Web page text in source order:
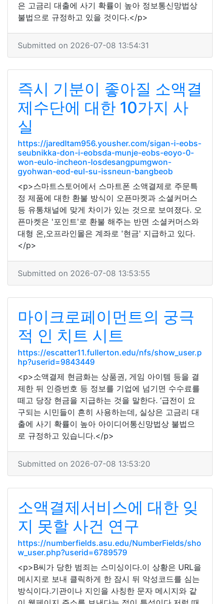
은 고금리 대출에 사기 확률이 높아 정보통신망법상
불법으로 규정하고 있을 것이다.</p>
Submitted on 2026-07-08 13:54:31
즉시 기분이 좋아질 소액결
제수단에 대한 10가지 사
실
https://jaredltam956.yousher.com/sigan-i-eobs-
seubnikka-don-i-eobsda-munje-eobs-eoyo-0-
won-eulo-incheon-losdesangpumgwon-
gyohwan-eod-eul-su-issneun-bangbeob
<p>스마트스토어에서 스마트폰 소액결제로 주문특
정 제품에 대한 환불 방식이 오픈마켓과 소셜커머스
등 유통채널에 맞게 차이가 있는 것으로 보여졌다. 오
픈마켓은 '포인트'로 환불 해주는 반면 소셜커머스와
대형 온,오프라인몰은 계좌로 '현금' 지급하고 있다.
</p>
Submitted on 2026-07-08 13:53:55
마이크로페이먼트의 궁극
적 인 치트 시트
https://escatter11.fullerton.edu/nfs/show_user.p
hp?userid=9843449
<p>소액결제 현금화는 상품권, 게임 아이템 등을 결
제한 뒤 인증번호 등 정보를 기업에 넘기면 수수료를
떼고 당장 현금을 지급하는 것을 말한다. ‘급전이 요
구되는 시민들이 흔히 사용하는데, 실상은 고금리 대
출에 사기 확률이 높아 아이디어통신망법상 불법으
로 규정하고 있습니다.</p>
Submitted on 2026-07-08 13:53:20
소액결제서비스에 대한 잊
지 못할 사건 연구
https://numberfields.asu.edu/NumberFields/sho
w_user.php?userid=6789579
<p>B씨가 당한 범죄는 스미싱이다.이 상황은 URL을
메시지로 보내 클릭하게 한 잠시 뒤 악성코드를 심는
방식이다.기관이나 지인을 사칭한 문자 메시지와 같